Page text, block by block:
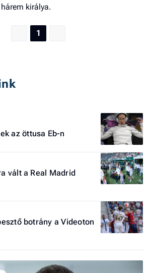
királya.
1
az öttusa Eb-n
vált a Real Madrid
botrány a Videoton